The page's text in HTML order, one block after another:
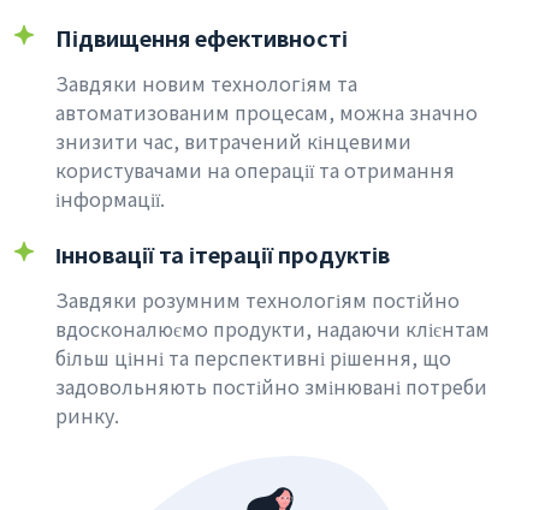
Підвищення ефективності
Завдяки новим технологіям та
автоматизованим процесам, можна значно
знизити час, витрачений кінцевими
користувачами на операції та отримання
інформації.
Інновації та ітерації продуктів
Завдяки розумним технологіям постійно
вдосконалюємо продукти, надаючи клієнтам
більш цінні та перспективні рішення, що
задовольняють постійно змінювані потреби
ринку.